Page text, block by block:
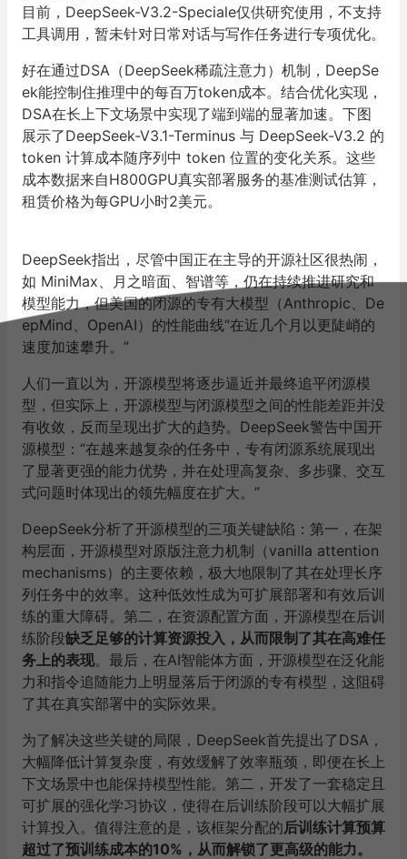
目前，DeepSeek-V3.2-Speciale仅供研究使用，不支持
工具调用，暂未针对日常对话与写作任务进行专项优化。
好在通过DSA（DeepSeek稀疏注意力）机制，DeepSe
ek能控制住推理中的每百万token成本。结合优化实现，
DSA在长上下文场景中实现了端到端的显著加速。下图
展示了DeepSeek-V3.1-Terminus 与 DeepSeek-V3.2 的
token 计算成本随序列中 token 位置的变化关系。这些
成本数据来自H800GPU真实部署服务的基准测试估算，
租赁价格为每GPU小时2美元。
DeepSeek指出，尽管中国正在主导的开源社区很热闹，
如 MiniMax、月之暗面、智谱等，仍在持续推进研究和
模型能力，但美国的闭源的专有大模型（Anthropic、De
epMind、OpenAI）的性能曲线“在近几个月以更陡峭的
速度加速攀升。”
人们一直以为，开源模型将逐步逼近并最终追平闭源模
型，但实际上，开源模型与闭源模型之间的性能差距并没
有收敛，反而呈现出扩大的趋势。DeepSeek警告中国开
源模型：“在越来越复杂的任务中，专有闭源系统展现出
了显著更强的能力优势，并在处理高复杂、多步骤、交互
式问题时体现出的领先幅度在扩大。”
DeepSeek分析了开源模型的三项关键缺陷：第一，在架
构层面，开源模型对原版注意力机制（vanilla attention
mechanisms）的主要依赖，极大地限制了其在处理长序
列任务中的效率。这种低效性成为可扩展部署和有效后训
练的重大障碍。第二，在资源配置方面，开源模型在后训
练阶段缺乏足够的计算资源投入，从而限制了其在高难任
务上的表现。最后，在AI智能体方面，开源模型在泛化能
力和指令追随能力上明显落后于闭源的专有模型，这阻碍
了其在真实部署中的实际效果。
为了解决这些关键的局限，DeepSeek首先提出了DSA，
大幅降低计算复杂度，有效缓解了效率瓶颈，即便在长上
下文场景中也能保持模型性能。第二，开发了一套稳定且
可扩展的强化学习协议，使得在后训练阶段可以大幅扩展
计算投入。值得注意的是，该框架分配的后训练计算预算
超过了预训练成本的10%，从而解锁了更高级的能力。